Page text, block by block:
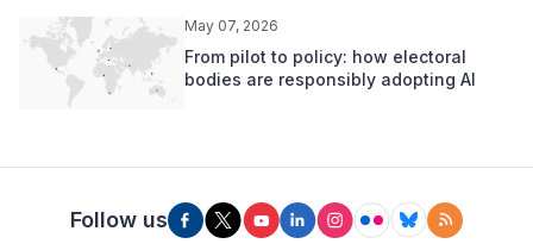
May 07, 2026
From pilot to policy: how electoral
bodies are responsibly adopting AI
Follow us